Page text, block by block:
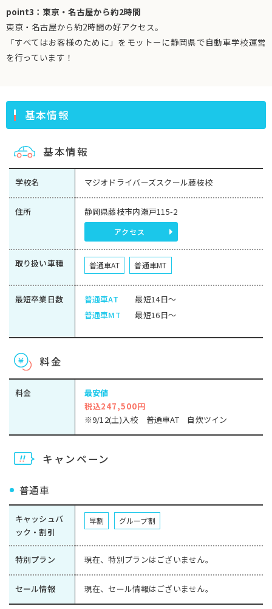
point3：東京・名古屋から約2時間
東京・名古屋から約2時間の好アクセス。
「すべてはお客様のために」をモットーに静岡県で自動車学校運営
を行っています！
基本情報
基本情報
学校名 マジオドライバーズスクール藤枝校
住所 静岡県藤枝市内瀬戸115-2
アクセス
取り扱い車種 普通車AT 普通車MT
最短卒業日数 普通車AT
最短14日～
普通車MT
最短16日～
料金
料金
最安値
税込247,500円
※9/12(土)入校 普通車AT 自炊ツイン
キャンペーン
普通車
キャッシュバ
ック・割引
早割 グループ割
特別プラン 現在、特別プランはございません。
セール情報 現在、セール情報はございません。